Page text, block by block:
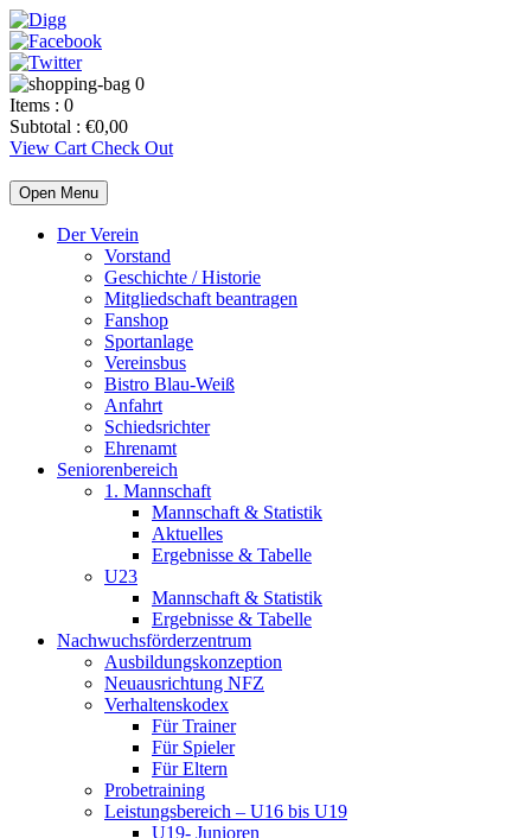
0
Items : 0
Subtotal : €0,00
View Cart Check Out
Open Menu
Der Verein
Vorstand
Geschichte / Historie
Mitgliedschaft beantragen
Fanshop
Sportanlage
Vereinsbus
Bistro Blau-Weiß
Anfahrt
Schiedsrichter
Ehrenamt
Seniorenbereich
1. Mannschaft
Mannschaft & Statistik
Aktuelles
Ergebnisse & Tabelle
U23
Mannschaft & Statistik
Ergebnisse & Tabelle
Nachwuchsförderzentrum
Ausbildungskonzeption
Neuausrichtung NFZ
Verhaltenskodex
Für Trainer
Für Spieler
Für Eltern
Probetraining
Leistungsbereich – U16 bis U19
U19- Junioren